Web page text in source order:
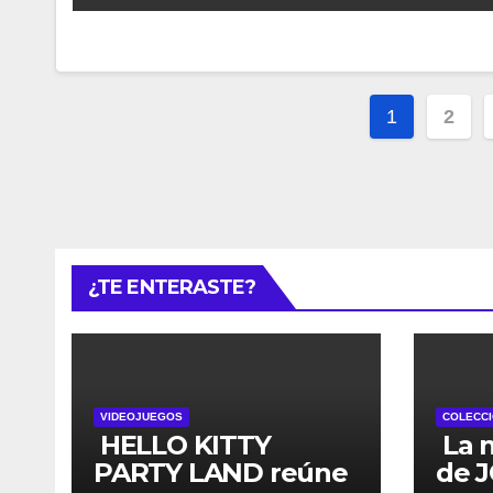
1 2
¿TE ENTERASTE?
VIDEOJUEGOS
HELLO KITTY
PARTY LAND reúne
La
de